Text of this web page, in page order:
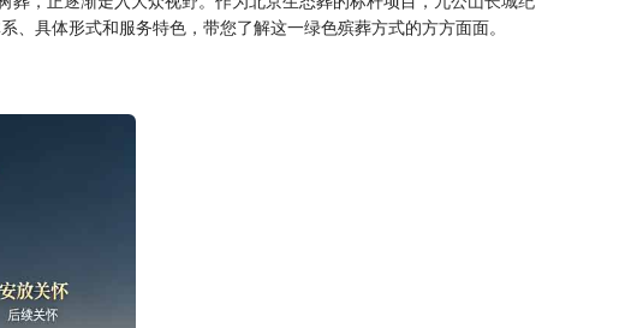
具体形式和服务特色，带您了解这一绿色殡葬方式的方方面面。